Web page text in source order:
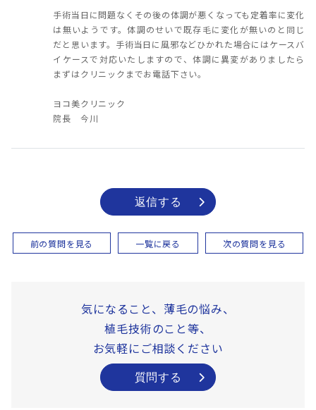
手術当日に問題なくその後の体調が悪くなっても定着率に変化
は無いようです。体調のせいで既存毛に変化が無いのと同じ
だと思います。手術当日に風邪などひかれた場合にはケースバ
イケースで対応いたしますので、体調に異変がありましたら
まずはクリニックまでお電話下さい。
ヨコ美クリニック
院長 今川
返信する
前の質問を見る 一覧に戻る 次の質問を見る
気になること、薄毛の悩み、
植毛技術のこと等、
お気軽にご相談ください
質問する